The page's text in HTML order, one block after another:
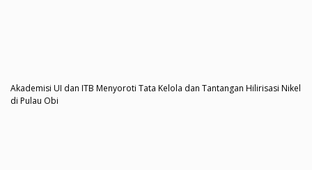
Akademisi UI dan ITB Menyoroti Tata Kelola dan Tantangan Hilirisasi Nikel
di Pulau Obi